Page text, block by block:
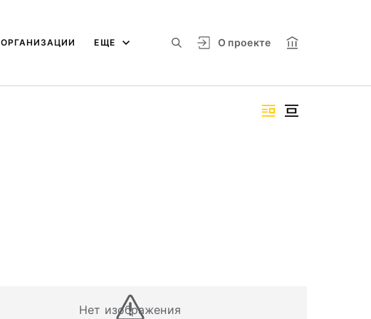
О проекте
ОРГАНИЗАЦИИ ЕЩЕ
Нет изображения